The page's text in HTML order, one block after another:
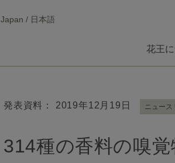
Japan / 日本語
花王
発表資料： 2019年12月19日 ニュース
314種の香料の嗅